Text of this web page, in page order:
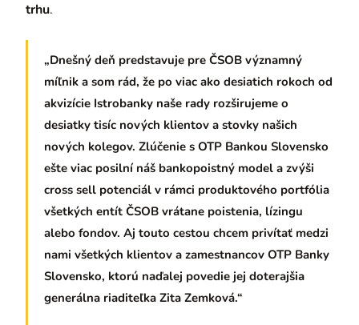
trhu.
„Dnešný deň predstavuje pre ČSOB významný
míľnik a som rád, že po viac ako desiatich rokoch od
akvizície Istrobanky naše rady rozširujeme o
desiatky tisíc nových klientov a stovky našich
nových kolegov. Zlúčenie s OTP Bankou Slovensko
ešte viac posilní náš bankopoistný model a zvýši
cross sell potenciál v rámci produktového portfólia
všetkých entít ČSOB vrátane poistenia, lízingu
alebo fondov. Aj touto cestou chcem privítať medzi
nami všetkých klientov a zamestnancov OTP Banky
Slovensko, ktorú naďalej povedie jej doterajšia
generálna riaditeľka Zita Zemková.“